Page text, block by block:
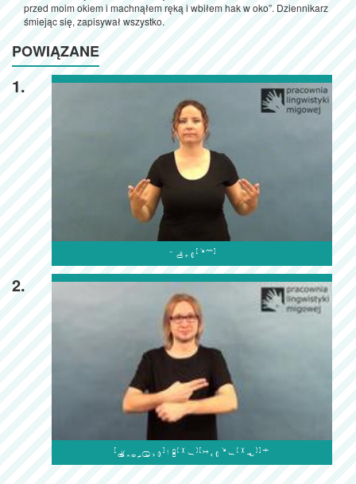
przed moim okiem i machnąłem ręką i wbiłem hak w oko”. Dziennikarz
śmiejąc się, zapisywał wszystko.
POWIĄZANE
1.

2.
